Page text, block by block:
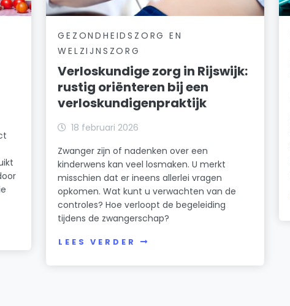
GEZONDHEIDSZORG EN
WELZIJNSZORG
Verloskundige zorg in Rijswijk:
rustig oriënteren bij een
verloskundigenpraktijk
18 februari 2026
Zwanger zijn of nadenken over een
kinderwens kan veel losmaken. U merkt
misschien dat er ineens allerlei vragen
opkomen. Wat kunt u verwachten van de
controles? Hoe verloopt de begeleiding
tijdens de zwangerschap?
LEES VERDER